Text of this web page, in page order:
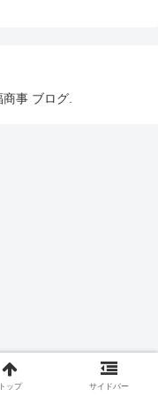
事 ブログ.
トップ サイドバー